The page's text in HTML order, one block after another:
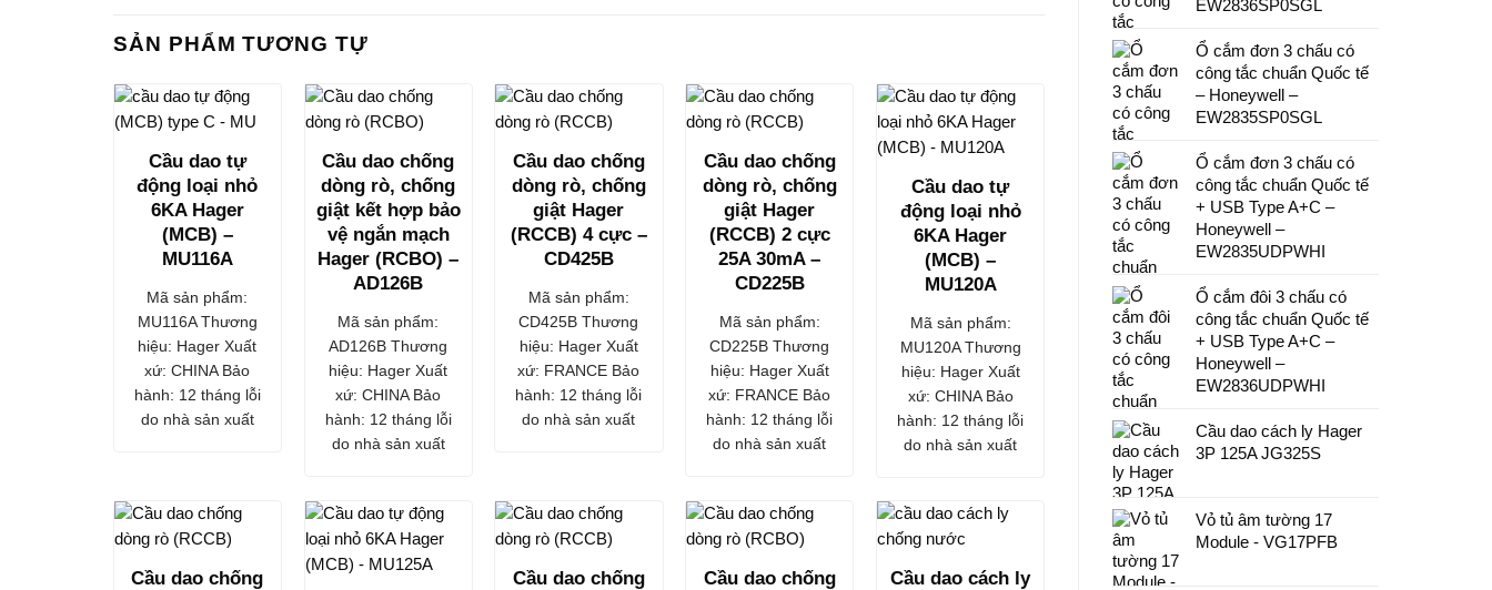
EW2836SP0SGL
Ổ cắm đơn 3 chấu có
công tắc chuẩn Quốc tế
– Honeywell –
EW2835SP0SGL
Ổ cắm đơn 3 chấu có
công tắc chuẩn Quốc tế
+ USB Type A+C –
Honeywell –
EW2835UDPWHI
Ổ cắm đôi 3 chấu có
công tắc chuẩn Quốc tế
+ USB Type A+C –
Honeywell –
EW2836UDPWHI
Cầu dao cách ly Hager
3P 125A JG325S
Vỏ tủ âm tường 17
Module - VG17PFB
SẢN PHẨM TƯƠNG TỰ
Cầu dao tự
động loại nhỏ
6KA Hager
(MCB) –
MU116A
Mã sản phẩm:
MU116A Thương
hiệu: Hager Xuất
xứ: CHINA Bảo
hành: 12 tháng lỗi
do nhà sản xuất
Cầu dao chống
dòng rò, chống
giật kết hợp bảo
vệ ngắn mạch
Hager (RCBO) –
AD126B
Mã sản phẩm:
AD126B Thương
hiệu: Hager Xuất
xứ: CHINA Bảo
hành: 12 tháng lỗi
do nhà sản xuất
Cầu dao chống
dòng rò, chống
giật Hager
(RCCB) 4 cực –
CD425B
Mã sản phẩm:
CD425B Thương
hiệu: Hager Xuất
xứ: FRANCE Bảo
hành: 12 tháng lỗi
do nhà sản xuất
Cầu dao chống
dòng rò, chống
giật Hager
(RCCB) 2 cực
25A 30mA –
CD225B
Mã sản phẩm:
CD225B Thương
hiệu: Hager Xuất
xứ: FRANCE Bảo
hành: 12 tháng lỗi
do nhà sản xuất
Cầu dao tự
động loại nhỏ
6KA Hager
(MCB) –
MU120A
Mã sản phẩm:
MU120A Thương
hiệu: Hager Xuất
xứ: CHINA Bảo
hành: 12 tháng lỗi
do nhà sản xuất
Cầu dao chống
Cầu dao chống
Cầu dao chống
Cầu dao cách ly